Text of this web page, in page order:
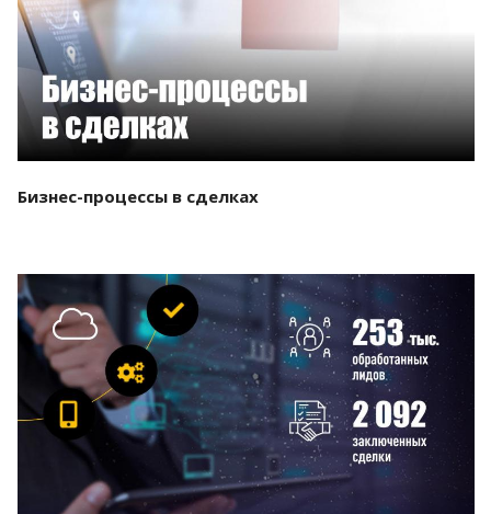
Бизнес-процессы в сделках
Смотреть проект